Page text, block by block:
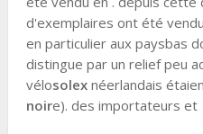
d'exemplaires ont été
en particulier aux paysbas
distingue par un relief peu
vélosolexnéerlandais
noire). des importateurs et